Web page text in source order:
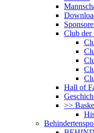
Club der
Hall of
>>